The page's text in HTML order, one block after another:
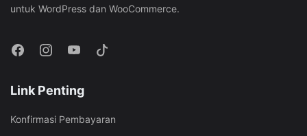
untuk WordPress dan WooCommerce.
Link Penting
Konfirmasi Pembayaran